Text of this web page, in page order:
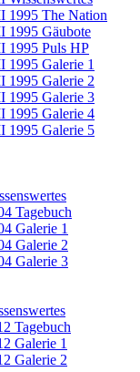
1995 The Nation
1995 Gäubote
1995 Puls HP
1995 Galerie 1
1995 Galerie 2
1995 Galerie 3
1995 Galerie 4
1995 Galerie 5
Tagebuch
Galerie 1
Galerie 2
Galerie 3
Tagebuch
Galerie 1
Galerie 2